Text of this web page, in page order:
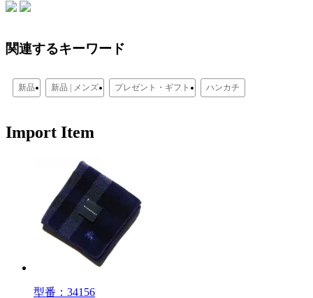
関連するキーワード
新品 新品 | メンズ プレゼント・ギフト ハンカチ
Import Item
型番：34156